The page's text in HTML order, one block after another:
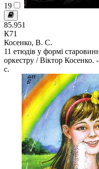
19
85.951
К71
Косенко, В. С.
11 етюдів у формі
оркестру / Віктор Косенко.
с.